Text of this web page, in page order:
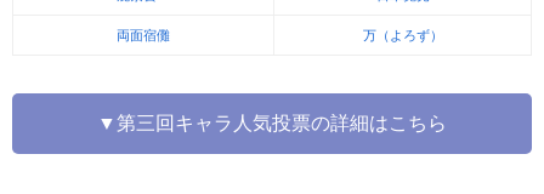
両面宿儺 万（よろず）
▼第三回キャラ人気投票の詳細はこちら